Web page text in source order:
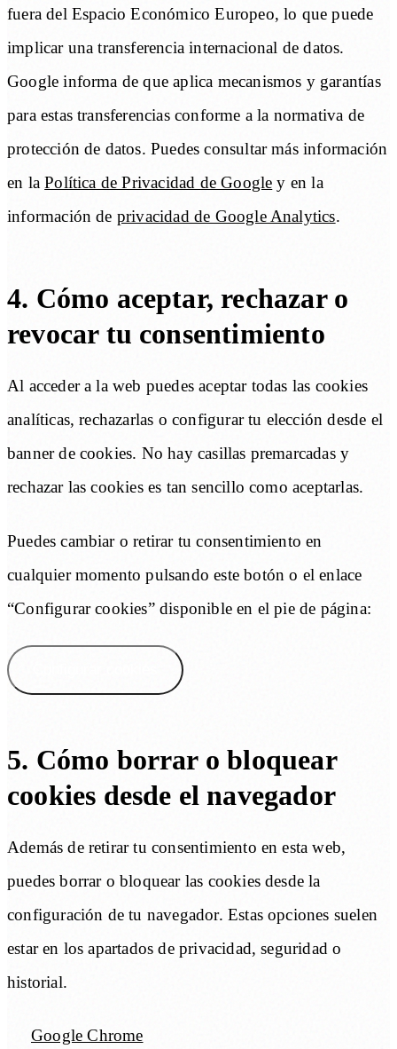
fuera del Espacio Económico Europeo, lo que puede
implicar una transferencia internacional de datos.
Google informa de que aplica mecanismos y garantías
para estas transferencias conforme a la normativa de
protección de datos. Puedes consultar más información
en laPolítica de Privacidad de Google y en la
información de privacidad de Google Analytics.
4. Cómo aceptar, rechazar o
revocar tu consentimiento
Al acceder a la web puedes aceptar todas las cookies
analíticas, rechazarlas o configurar tu elección desde el
banner de cookies. No hay casillas premarcadas y
rechazar las cookies es tan sencillo como aceptarlas.
Puedes cambiar o retirar tu consentimiento en
cualquier momento pulsando este botón o el enlace
“Configurar cookies” disponible en el pie de página:
5. Cómo borrar o bloquear
cookies desde el navegador
Además de retirar tu consentimiento en esta web,
puedes borrar o bloquear las cookies desde la
configuración de tu navegador. Estas opciones suelen
estar en los apartados de privacidad, seguridad o
historial.
Google Chrome